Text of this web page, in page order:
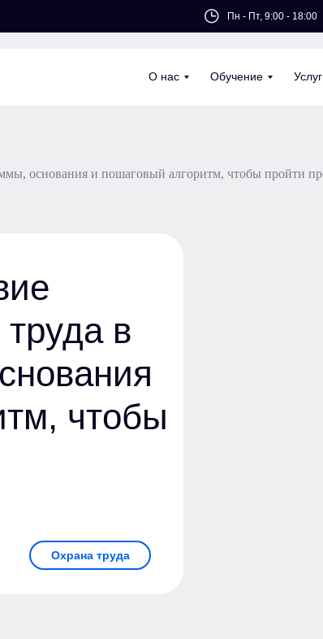
Пн - Пт, 9:00 - 18:00
О нас Обучение
основания и пошаговый алгоритм, чтобы пройти
в
чтобы
Охрана труда